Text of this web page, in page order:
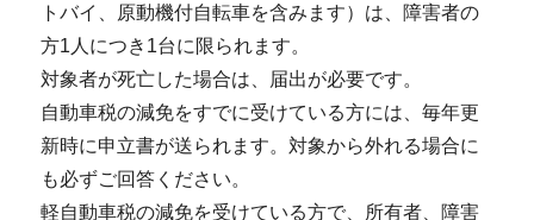
トバイ、原動機付自転車を含みます）は、障害者の
方1人につき1台に限られます。
対象者が死亡した場合は、届出が必要です。
自動車税の減免をすでに受けている方には、毎年更
新時に申立書が送られます。対象から外れる場合に
も必ずご回答ください。
軽自動車税の減免を受けている方で、所有者、障害